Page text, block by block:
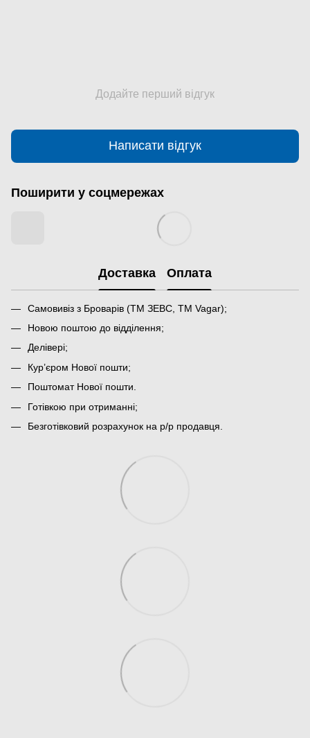
Додайте перший відгук
Написати відгук
Поширити у соцмережах
Доставка Оплата
Самовивіз з Броварів (ТМ ЗЕВС, ТМ Vagar);
Новою поштою до відділення;
Делівері;
Кур’єром Нової пошти;
Поштомат Нової пошти.
Готівкою при отриманні;
Безготівковий розрахунок на р/р продавця.